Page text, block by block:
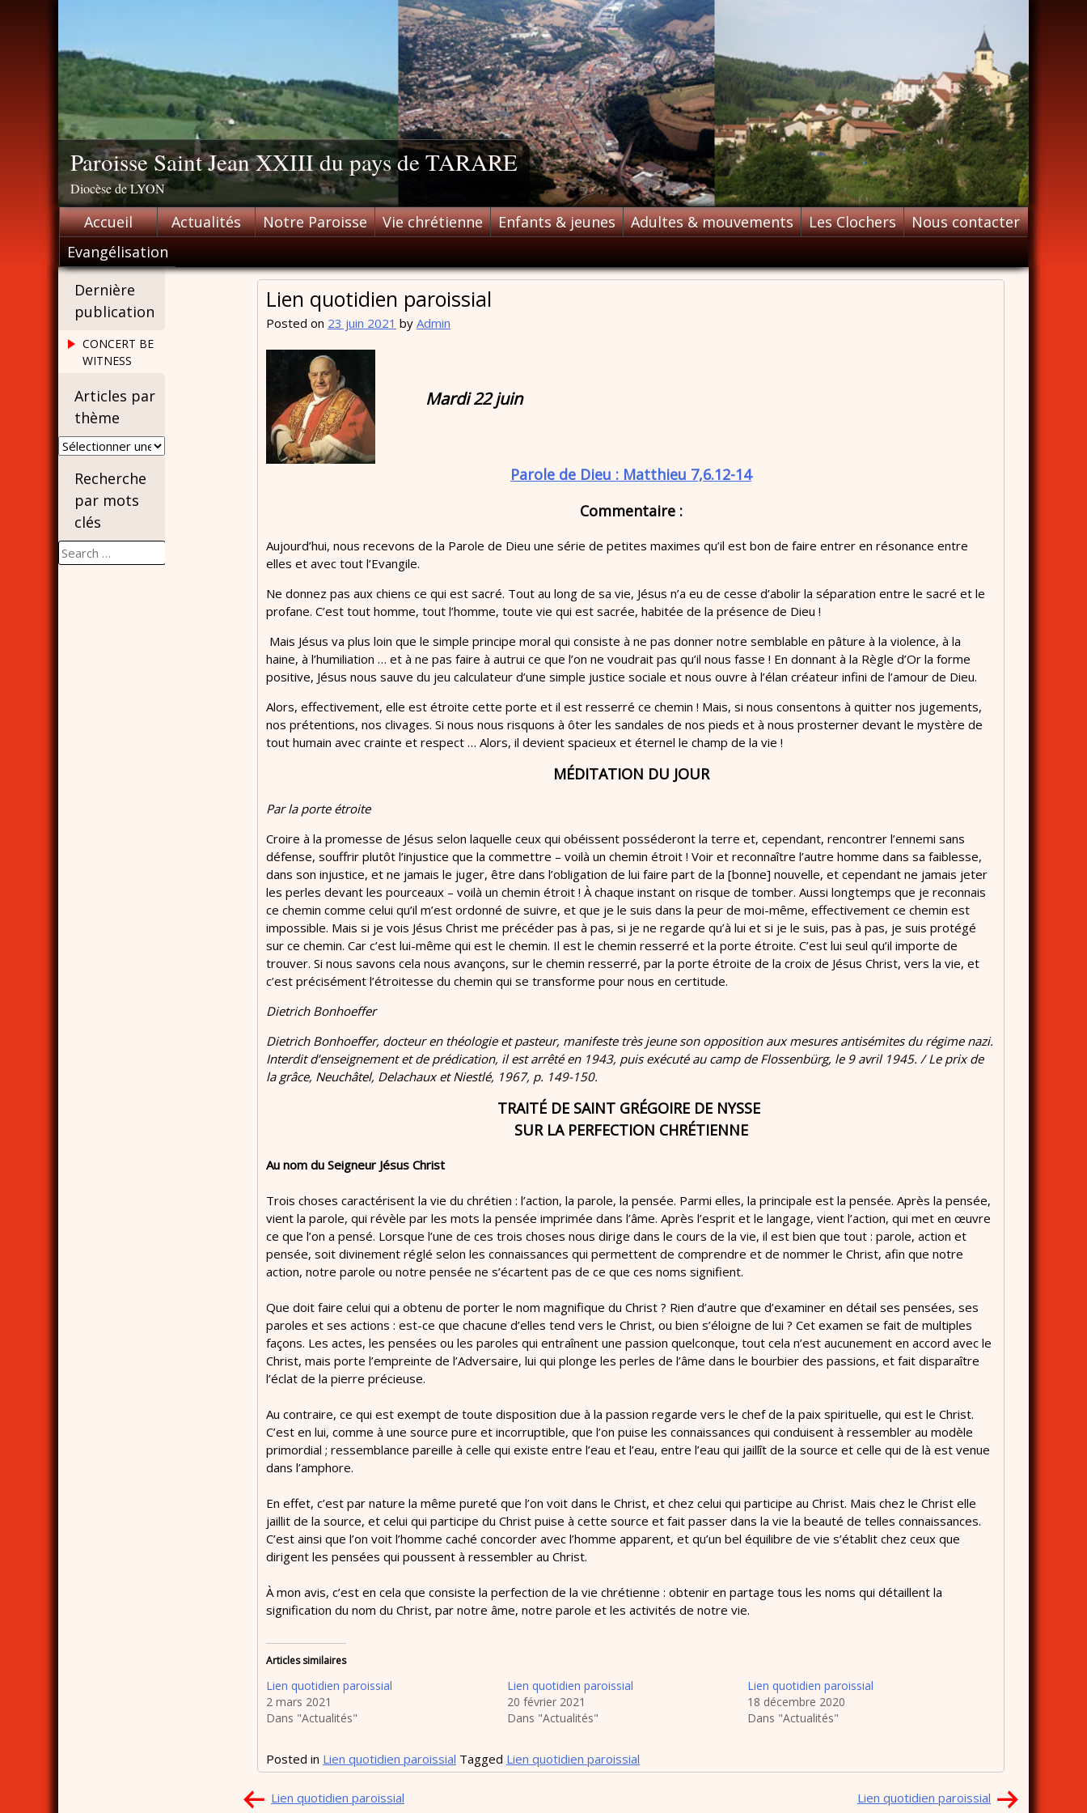
Paroisse Saint Jean XXIII du pays de TARARE
Diocèse de LYON
Accueil Actualités Notre Paroisse Vie chrétienne Enfants & jeunes Adultes & mouvements Les Clochers
Nous contacter
Evangélisation
Lien quotidien paroissial
Posted on 23 juin 2021 by Admin
Mardi 22 juin
Parole de Dieu : Matthieu 7,6.12-14
Commentaire :
Aujourd’hui, nous recevons de la Parole de Dieu une série de petites maximes qu’il est bon de faire entrer en résonance entre
elles et avec tout l’Evangile.
Ne donnez pas aux chiens ce qui est sacré. Tout au long de sa vie, Jésus n’a eu de cesse d’abolir la séparation entre le sacré et le
profane. C’est tout homme, tout l’homme, toute vie qui est sacrée, habitée de la présence de Dieu !
Mais Jésus va plus loin que le simple principe moral qui consiste à ne pas donner notre semblable en pâture à la violence, à la
haine, à l’humiliation … et à ne pas faire à autrui ce que l’on ne voudrait pas qu’il nous fasse ! En donnant à la Règle d’Or la forme
positive, Jésus nous sauve du jeu calculateur d’une simple justice sociale et nous ouvre à l’élan créateur infini de l’amour de Dieu.
Alors, effectivement, elle est étroite cette porte et il est resserré ce chemin ! Mais, si nous consentons à quitter nos jugements,
nos prétentions, nos clivages. Si nous nous risquons à ôter les sandales de nos pieds et à nous prosterner devant le mystère de
tout humain avec crainte et respect … Alors, il devient spacieux et éternel le champ de la vie !
MÉDITATION DU JOUR
Par la porte étroite
Croire à la promesse de Jésus selon laquelle ceux qui obéissent posséderont la terre et, cependant, rencontrer l’ennemi sans
défense, souffrir plutôt l’injustice que la commettre – voilà un chemin étroit ! Voir et reconnaître l’autre homme dans sa faiblesse,
dans son injustice, et ne jamais le juger, être dans l’obligation de lui faire part de la [bonne] nouvelle, et cependant ne jamais jeter
les perles devant les pourceaux – voilà un chemin étroit ! À chaque instant on risque de tomber. Aussi longtemps que je reconnais
ce chemin comme celui qu’il m’est ordonné de suivre, et que je le suis dans la peur de moi-même, effectivement ce chemin est
impossible. Mais si je vois Jésus Christ me précéder pas à pas, si je ne regarde qu’à lui et si je le suis, pas à pas, je suis protégé
sur ce chemin. Car c’est lui-même qui est le chemin. Il est le chemin resserré et la porte étroite. C’est lui seul qu’il importe de
trouver. Si nous savons cela nous avançons, sur le chemin resserré, par la porte étroite de la croix de Jésus Christ, vers la vie, et
c’est précisément l’étroitesse du chemin qui se transforme pour nous en certitude.
Dietrich Bonhoeffer
Dietrich Bonhoeffer, docteur en théologie et pasteur, manifeste très jeune son opposition aux mesures antisémites du régime nazi.
Interdit d’enseignement et de prédication, il est arrêté en 1943, puis exécuté au camp de Flossenbürg, le 9 avril 1945. / Le prix de
la grâce, Neuchâtel, Delachaux et Niestlé, 1967, p. 149-150.
TRAITÉ DE SAINT GRÉGOIRE DE NYSSE
SUR LA PERFECTION CHRÉTIENNE
Au nom du Seigneur Jésus Christ
Trois choses caractérisent la vie du chrétien : l’action, la parole, la pensée. Parmi elles, la principale est la pensée. Après la pensée,
vient la parole, qui révèle par les mots la pensée imprimée dans l’âme. Après l’esprit et le langage, vient l’action, qui met en œuvre
ce que l’on a pensé. Lorsque l’une de ces trois choses nous dirige dans le cours de la vie, il est bien que tout : parole, action et
pensée, soit divinement réglé selon les connaissances qui permettent de comprendre et de nommer le Christ, afin que notre
action, notre parole ou notre pensée ne s’écartent pas de ce que ces noms signifient.
Que doit faire celui qui a obtenu de porter le nom magnifique du Christ ? Rien d’autre que d’examiner en détail ses pensées, ses
paroles et ses actions : est-ce que chacune d’elles tend vers le Christ, ou bien s’éloigne de lui ? Cet examen se fait de multiples
façons. Les actes, les pensées ou les paroles qui entraînent une passion quelconque, tout cela n’est aucunement en accord avec le
Christ, mais porte l’empreinte de l’Adversaire, lui qui plonge les perles de l’âme dans le bourbier des passions, et fait disparaître
l’éclat de la pierre précieuse.
Au contraire, ce qui est exempt de toute disposition due à la passion regarde vers le chef de la paix spirituelle, qui est le Christ.
C’est en lui, comme à une source pure et incorruptible, que l’on puise les connaissances qui conduisent à ressembler au modèle
primordial ; ressemblance pareille à celle qui existe entre l’eau et l’eau, entre l’eau qui jaillît de la source et celle qui de là est venue
dans l’amphore.
En effet, c’est par nature la même pureté que l’on voit dans le Christ, et chez celui qui participe au Christ. Mais chez le Christ elle
jaillit de la source, et celui qui participe du Christ puise à cette source et fait passer dans la vie la beauté de telles connaissances.
C’est ainsi que l’on voit l’homme caché concorder avec l’homme apparent, et qu’un bel équilibre de vie s’établit chez ceux que
dirigent les pensées qui poussent à ressembler au Christ.
À mon avis, c’est en cela que consiste la perfection de la vie chrétienne : obtenir en partage tous les noms qui détaillent la
signification du nom du Christ, par notre âme, notre parole et les activités de notre vie.
Articles similaires
Lien quotidien paroissial
2 mars 2021
Dans "Actualités"
Lien quotidien paroissial
20 février 2021
Dans "Actualités"
Lien quotidien paroissial
18 décembre 2020
Dans "Actualités"
Posted in Lien quotidien paroissial Tagged Lien quotidien paroissial
Navigation
Lien quotidien paroissial Lien quotidien paroissial
Dernière
publication
CONCERT BE
WITNESS
Articles par
thème
Articles
thème
Recherche
par mots
clés
Search
for: